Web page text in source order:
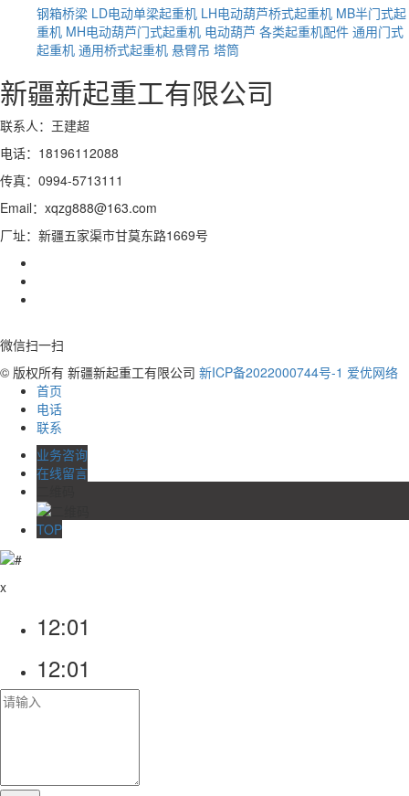
钢箱桥梁 LD电动单梁起重机 LH电动葫芦桥式起重机 MB半门式起
重机 MH电动葫芦门式起重机 电动葫芦 各类起重机配件 通用门式
起重机 通用桥式起重机 悬臂吊 塔筒
新疆新起重工有限公司
联系人：王建超
电话：18196112088
传真：0994-5713111
Email：xqzg888@163.com
厂址：新疆五家渠市甘莫东路1669号
微信扫一扫
© 版权所有 新疆新起重工有限公司 新ICP备2022000744号-1 爱优网络
首页
电话
联系
业务咨询
在线留言
TOP
x
12:01
12:01